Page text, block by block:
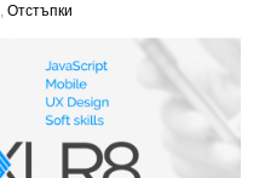
, Отстъпки